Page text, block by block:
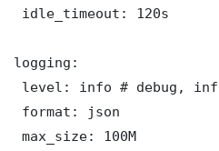
idle_timeout: 120s
logging:
level: info # debug,
format: json
max_size: 100M